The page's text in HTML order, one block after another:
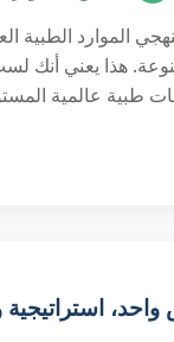
الموارد الطبية
هذا يعني أنك
طبية عالمية
استراتيجية